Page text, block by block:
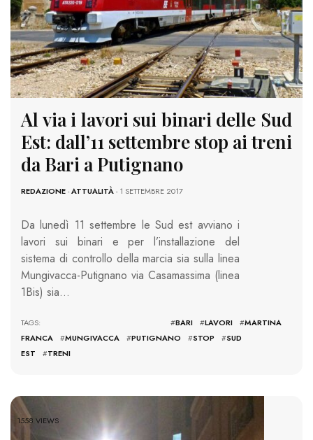
Al via i lavori sui binari delle Sud
Est: dall’11 settembre stop ai treni
da Bari a Putignano
REDAZIONE-ATTUALITÀ- 1 SETTEMBRE 2017
Da lunedì 11 settembre le Sud est avviano i
lavori sui binari e per l’installazione del
sistema di controllo della marcia sia sulla linea
Mungivacca-Putignano via Casamassima (linea
1Bis) sia…
TAGS: #BARI #LAVORI #MARTINA
FRANCA
#MUNGIVACCA #PUTIGNANO #STOP #SUD
EST
#TRENI
1558 VIEWS